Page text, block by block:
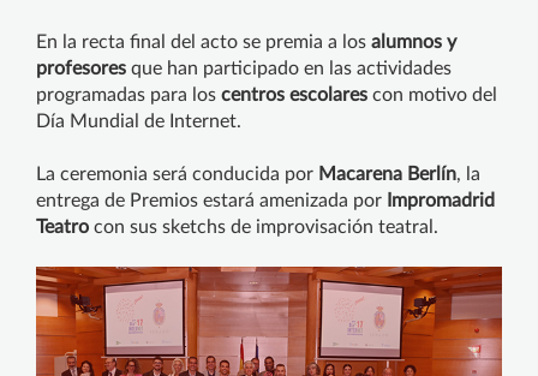
En la recta final del acto se premia a los alumnos y
profesores que han participado en las actividades
programadas para los centros escolares con motivo del
Día Mundial de Internet.
La ceremonia será conducida por Macarena Berlín, la
entrega de Premios estará amenizada por Impromadrid
Teatro con sus sketchs de improvisación teatral.